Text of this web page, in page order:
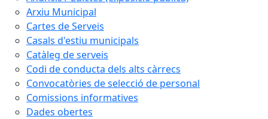
Arxiu Municipal
Cartes de Serveis
Casals d'estiu municipals
Catàleg de serveis
Codi de conducta dels alts càrrecs
Convocatòries de selecció de personal
Comissions informatives
Dades obertes